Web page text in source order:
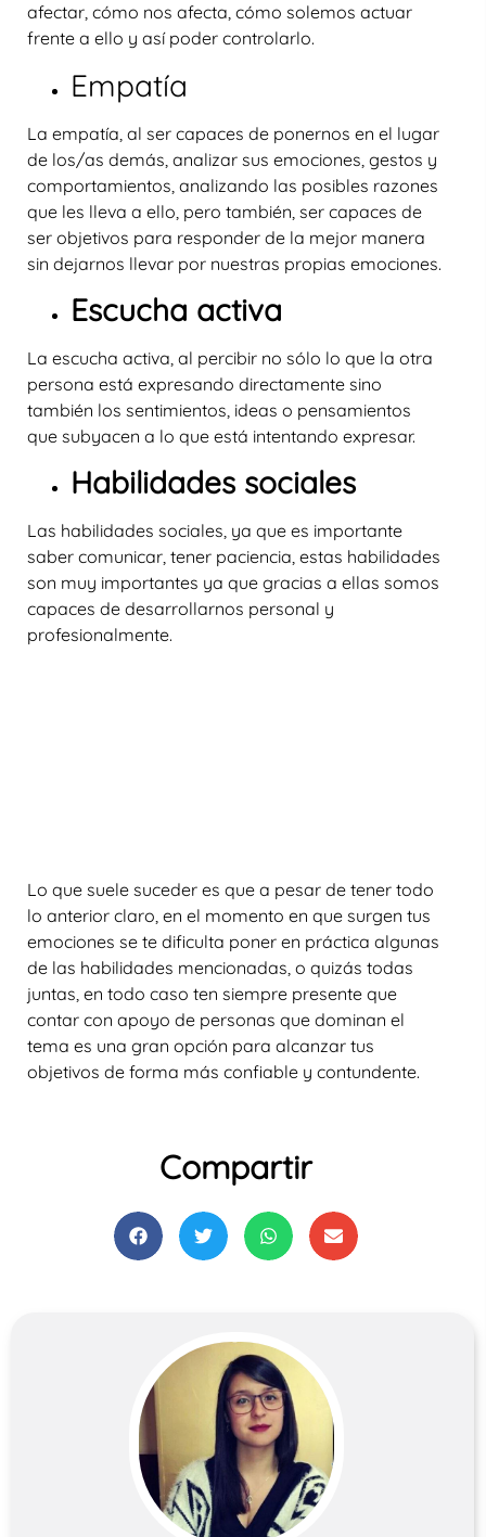
afectar, cómo nos afecta, cómo solemos actuar
frente a ello y así poder controlarlo.
Empatía
La empatía, al ser capaces de ponernos en el lugar
de los/as demás, analizar sus emociones, gestos y
comportamientos, analizando las posibles razones
que les lleva a ello, pero también, ser capaces de
ser objetivos para responder de la mejor manera
sin dejarnos llevar por nuestras propias emociones.
Escucha activa
La escucha activa, al percibir no sólo lo que la otra
persona está expresando directamente sino
también los sentimientos, ideas o pensamientos
que subyacen a lo que está intentando expresar.
Habilidades sociales
Las habilidades sociales, ya que es importante
saber comunicar, tener paciencia, estas habilidades
son muy importantes ya que gracias a ellas somos
capaces de desarrollarnos personal y
profesionalmente.
Lo que suele suceder es que a pesar de tener todo
lo anterior claro, en el momento en que surgen tus
emociones se te dificulta poner en práctica algunas
de las habilidades mencionadas, o quizás todas
juntas, en todo caso ten siempre presente que
contar con apoyo de personas que dominan el
tema es una gran opción para alcanzar tus
objetivos de forma más confiable y contundente.
Compartir